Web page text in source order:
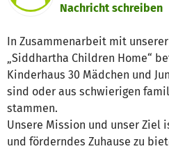
Nachricht schreiben
In Zusammenarbeit mit
„Siddhartha Children Home“
Kinderhaus 30 Mädchen und
sind oder aus schwierigen
stammen.
Unsere Mission und unser Ziel
und förderndes Zuhause zu